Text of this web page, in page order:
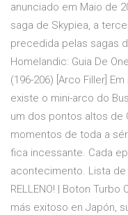
anunciado em Maio de
saga de Skypiea, a
precedida pelas sagas
Homelandic: Guia De
(196-206) [Arco Filler]
existe o mini-arco do
um dos pontos altos de
momentos de toda a
fica incessante. Cada
acontecimento. Lista de
RELLENO! | Boton
más exitoso en Japón,